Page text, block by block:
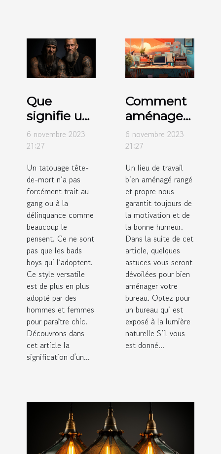
Que
signifie un
tatouage
tête-de-
6 novembre 2023
21:27
Un tatouage tête-
de-mort n’a pas
forcément trait au
gang ou à la
délinquance comme
beaucoup le
pensent. Ce ne sont
pas que les bads
boys qui l’adoptent.
Ce style versatile
est de plus en plus
adopté par des
hommes et femmes
pour paraître chic.
Découvrons dans
cet article la
signification d’un...
Comment
aménager
votre
espace de
6 novembre 2023
21:27
Un lieu de travail
bien aménagé rangé
et propre nous
garantit toujours de
la motivation et de
la bonne humeur.
Dans la suite de cet
article, quelques
astuces vous seront
dévoilées pour bien
aménager votre
bureau. Optez pour
un bureau qui est
exposé à la lumière
naturelle S’il vous
est donné...